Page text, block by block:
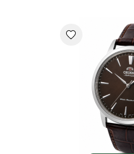
favorite